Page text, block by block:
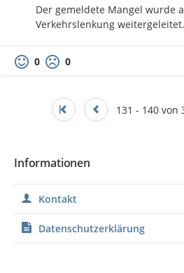
Der gemeldete Mangel wurde
Verkehrslenkung weitergeleitet.
0 0
131 - 140 von
Informationen
Kontakt
Datenschutzerklärung